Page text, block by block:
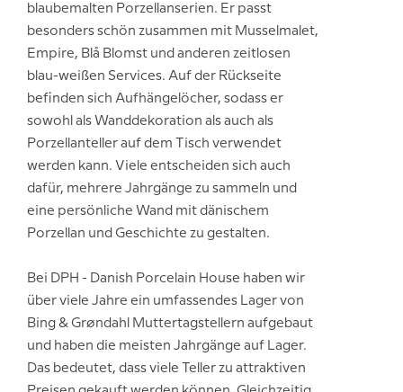
blaubemalten Porzellanserien. Er passt
besonders schön zusammen mit Musselmalet,
Empire, Blå Blomst und anderen zeitlosen
blau-weißen Services. Auf der Rückseite
befinden sich Aufhängelöcher, sodass er
sowohl als Wanddekoration als auch als
Porzellanteller auf dem Tisch verwendet
werden kann. Viele entscheiden sich auch
dafür, mehrere Jahrgänge zu sammeln und
eine persönliche Wand mit dänischem
Porzellan und Geschichte zu gestalten.
Bei DPH - Danish Porcelain House haben wir
über viele Jahre ein umfassendes Lager von
Bing & Grøndahl Muttertagstellern aufgebaut
und haben die meisten Jahrgänge auf Lager.
Das bedeutet, dass viele Teller zu attraktiven